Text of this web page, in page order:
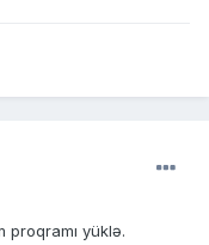
proqramı yüklə.